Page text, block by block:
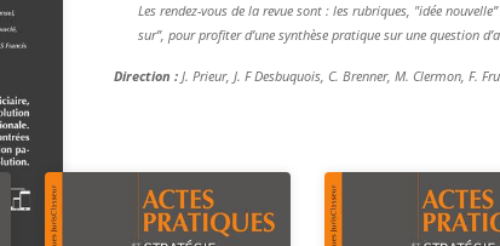
Les rendez-vous de la revue sont : les rubriques, "idée
sur”, pour profiter d’une synthèse pratique sur une question
Direction :J. Prieur, J. F Desbuquois, C. Brenner, M. Clermon, F.